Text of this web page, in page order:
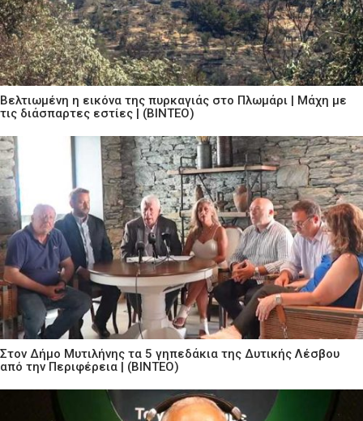
Βελτιωμένη η εικόνα της πυρκαγιάς στο Πλωμάρι | Μάχη με
τις διάσπαρτες εστίες | (ΒΙΝΤΕΟ)
Στον Δήμο Μυτιλήνης τα 5 γηπεδάκια της Δυτικής Λέσβου
από την Περιφέρεια | (ΒΙΝΤΕΟ)